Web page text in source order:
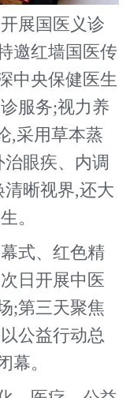
展国医义诊
邀红墙国医传
中央保健医生
服务;视力养
,采用草本蒸
眼疾、内调
晰视界,还大
。
式、红色精
日开展中医
;第三天聚焦
公益行动总
幕。